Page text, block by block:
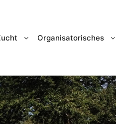
Organisatorisches